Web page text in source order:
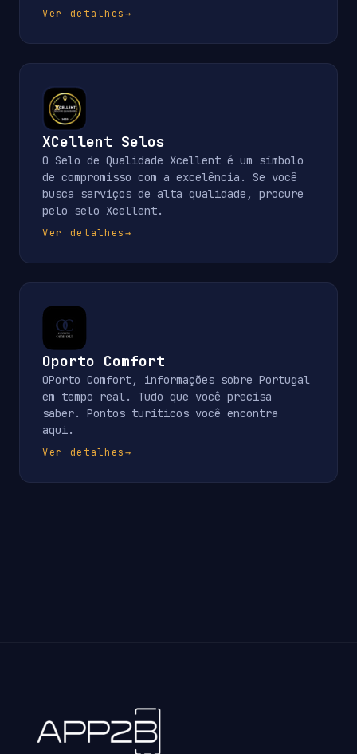
Ver detalhes→
XCellent Selos
O Selo de Qualidade Xcellent é um símbolo
de compromisso com a excelência. Se você
busca serviços de alta qualidade, procure
pelo selo Xcellent.
Ver detalhes→
Oporto Comfort
OPorto Comfort, informações sobre Portugal
em tempo real. Tudo que você precisa
saber. Pontos turiticos você encontra
aqui.
Ver detalhes→